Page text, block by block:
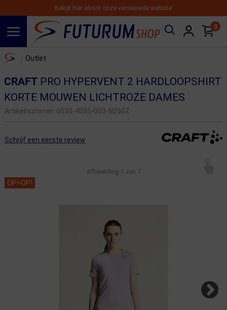
Bekijk hier alvast onze vernieuwde website!
0
Home Outlet
CRAFTPRO HYPERVENT 2 HARDLOOPSHIRT
KORTE MOUWEN LICHTROZE DAMES
Artikelnummer: 6030-4055-003-N2502
Schrijf een eerste review
Afbeelding 1 van 7
OP=OP!